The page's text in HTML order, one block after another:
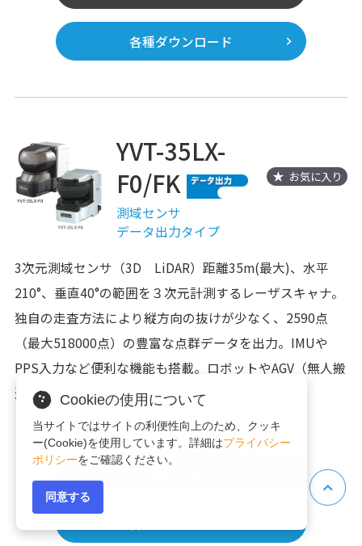
各種ダウンロード
お気に入り
YVT-35LX-
F0/FK
測域センサ
データ出力タイプ
3次元測域センサ（3D LiDAR）距離35m(最大)、水平
210°、垂直40°の範囲を３次元計測するレーザスキャナ。
独自の走査方法により縦方向の抜けが少なく、2590点
（最大518000点）の豊富な点群データを出力。IMUや
PPS入力など便利な機能も搭載。ロボットやAGV（無人搬
送台車）の環境認識（SLAM）用途に。ROS対応。
※型式については、型式一覧をご参照ください。
Cookieの使用について
当サイトではサイトの利便性向上のため、クッキ
ー(Cookie)を使用しています。詳細はプライバシー
ポリシーをご確認ください。
同意する